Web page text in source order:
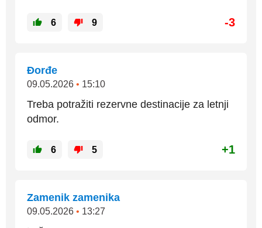
6 9 -3
Đorđe
09.05.2026 • 15:10
Treba potražiti rezervne destinacije za letnji
odmor.
6 5 +1
Zamenik zamenika
09.05.2026 • 13:27